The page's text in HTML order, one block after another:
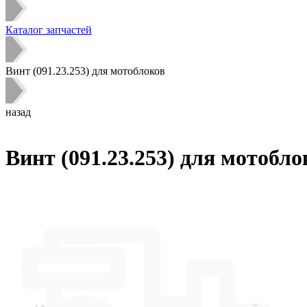
Каталог запчастей
Винт (091.23.253) для мотоблоков
назад
Винт (091.23.253) для